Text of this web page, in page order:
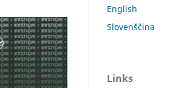
English
Slovenščina
Links